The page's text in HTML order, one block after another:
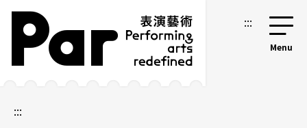
跳到主要內容區塊
網站導覽 :::
:::